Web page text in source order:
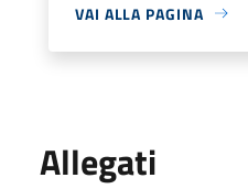
VAI ALLA PAGINA
Allegati